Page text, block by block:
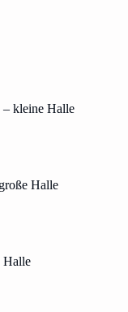
kleine Halle
Halle
Halle